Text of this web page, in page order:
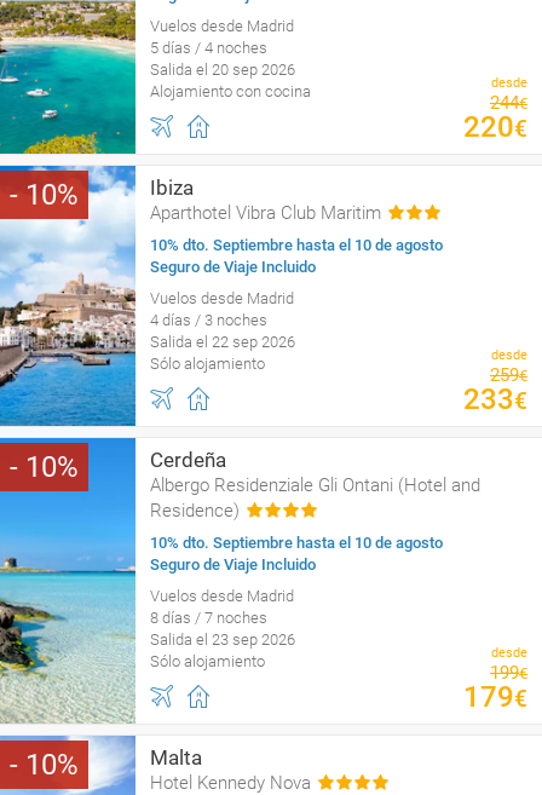
Vuelos desde Madrid
5 días / 4 noches
Salida el 20 sep 2026
Alojamiento con cocina
desde
244€
220€
10 Ibiza
Aparthotel Vibra Club Maritim
10% dto. Septiembre hasta el 10 de agosto
Seguro de Viaje Incluido
Vuelos desde Madrid
4 días / 3 noches
Salida el 22 sep 2026
Sólo alojamiento
desde
259€
233€
10 Cerdeña
Albergo Residenziale Gli Ontani (Hotel and
Residence)
10% dto. Septiembre hasta el 10 de agosto
Seguro de Viaje Incluido
Vuelos desde Madrid
8 días / 7 noches
Salida el 23 sep 2026
Sólo alojamiento
desde
199€
179€
10 Malta
Hotel Kennedy Nova